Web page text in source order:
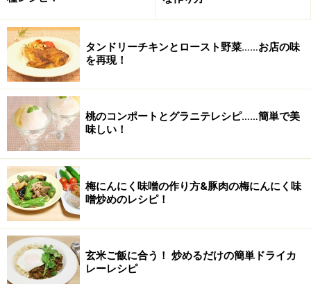
レモン汁
■ジンジャーアップルジャム
りんご 400ｇ
三温糖 200ｇ
レモン汁
レモンジンジャーシロップの作り方・手順
■ジンジャーシロップを作る
1
生姜は汚れている部分は皮を削って適当な大きさに切
タンドリーチキンとロースト野菜……お店の味
を再現！
桃のコンポートとグラニテレシピ……簡単で美
味しい！
梅にんにく味噌の作り方&豚肉の梅にんにく味
噌炒めのレシピ！
玄米ご飯に合う！ 炒めるだけの簡単ドライカ
レーレシピ